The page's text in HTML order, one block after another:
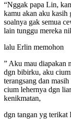
“Nggak papa Lin,
kamu akan aku
soalnya gak semua
lain tunggu mereka
lalu Erlin memohon
” Aku mau diapakan
dgn bibirku, aku
terangsang dan
cium lehernya dgn
kenikmatan,
dgn tangan yg terikat